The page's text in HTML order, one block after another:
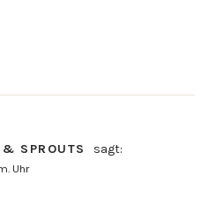
SPROUTS sagt:
Uhr